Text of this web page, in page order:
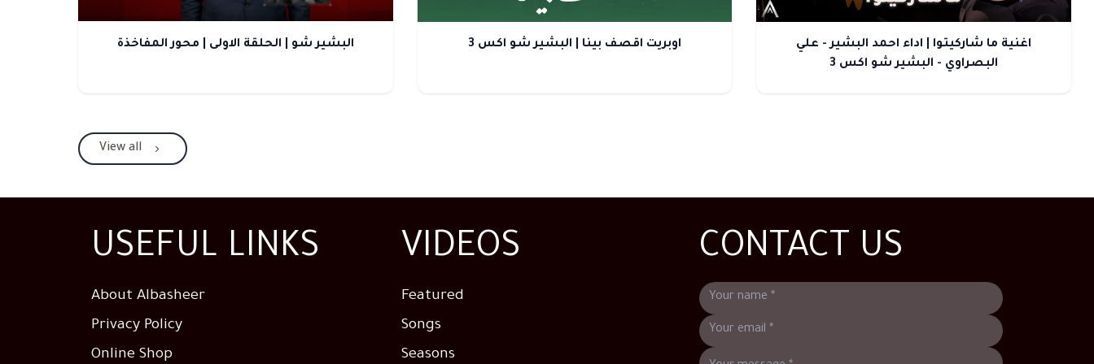
البشير شو | الحلقة الاولى | محور المفاخذة اوبريت اقصف بينا | البشير شو اكس 3
اغنية ما شاركيتوا | اداء احمد البشير - علي
البصراوي - البشير شو اكس 3
View all
USEFUL LINKS
About Albasheer
Privacy Policy
Online Shop
VIDEOS
Featured
Songs
Seasons
CONTACT US